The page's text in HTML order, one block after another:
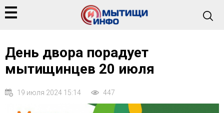
День двора порадует
мытищинцев 20 июля
19 июля 2024 15:14 447